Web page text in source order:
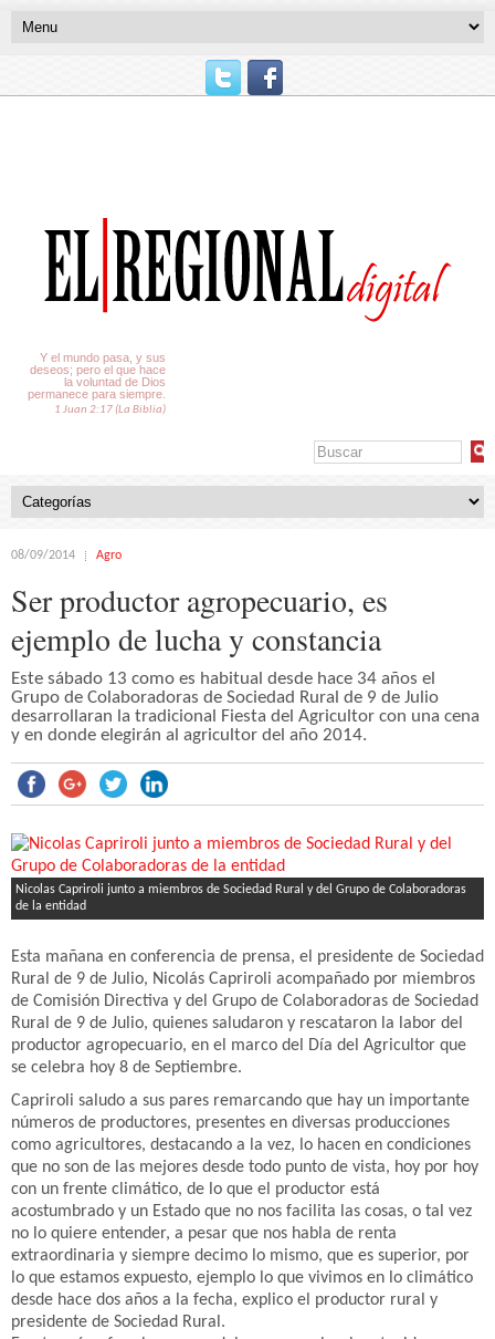
Y el mundo pasa, y sus
deseos; pero el que hace
la voluntad de Dios
permanece para siempre.
1 Juan 2:17 (La Biblia)
08/09/2014 Agro
Ser productor agropecuario, es
ejemplo de lucha y constancia
Este sábado 13 como es habitual desde hace 34 años el
Grupo de Colaboradoras de Sociedad Rural de 9 de Julio
desarrollaran la tradicional Fiesta del Agricultor con una cena
y en donde elegirán al agricultor del año 2014.
Nicolas Capriroli junto a miembros de Sociedad Rural y del Grupo de Colaboradoras
de la entidad
Esta mañana en conferencia de prensa, el presidente de Sociedad
Rural de 9 de Julio, Nicolás Capriroli acompañado por miembros
de Comisión Directiva y del Grupo de Colaboradoras de Sociedad
Rural de 9 de Julio, quienes saludaron y rescataron la labor del
productor agropecuario, en el marco del Día del Agricultor que
se celebra hoy 8 de Septiembre.
Capriroli saludo a sus pares remarcando que hay un importante
números de productores, presentes en diversas producciones
como agricultores, destacando a la vez, lo hacen en condiciones
que no son de las mejores desde todo punto de vista, hoy por hoy
con un frente climático, de lo que el productor está
acostumbrado y un Estado que no nos facilita las cosas, o tal vez
no lo quiere entender, a pesar que nos habla de renta
extraordinaria y siempre decimo lo mismo, que es superior, por
lo que estamos expuesto, ejemplo lo que vivimos en lo climático
desde hace dos años a la fecha, explico el productor rural y
presidente de Sociedad Rural.